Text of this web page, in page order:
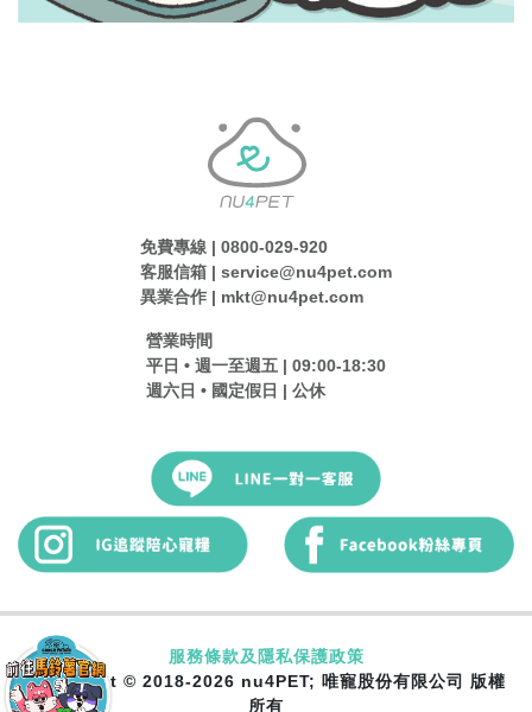
免費專線 | 0800-029-920
客服信箱 | service@nu4pet.com
異業合作 | mkt@nu4pet.com
營業時間
平日 • 週一至週五 | 09:00-18:30
週六日 • 國定假日 | 公休
服務條款及隱私保護政策
Copyright © 2018-2026 nu4PET; 唯寵股份有限公司 版權
所有